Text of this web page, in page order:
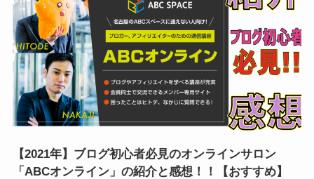
【2021年】ブログ初心者必見のオンラインサロン
「ABCオンライン」の紹介と感想！！【おすすめ】